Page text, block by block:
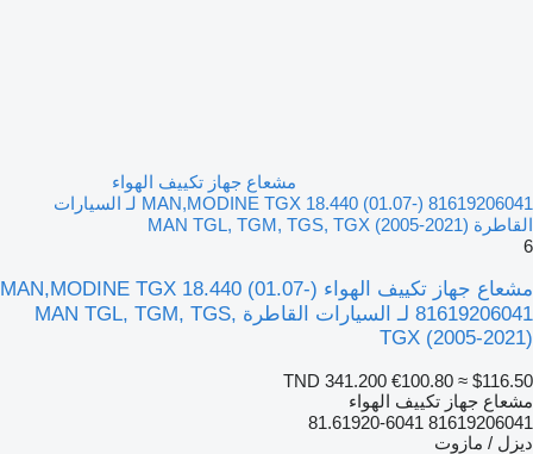
مشعاع جهاز تكييف الهواء
MAN,MODINE TGX 18.440 (01.07-) 81619206041 لـ السيارات
القاطرة MAN TGL, TGM, TGS, TGX (2005-2021)
6
مشعاع جهاز تكييف الهواء MAN,MODINE TGX 18.440 (01.07-)
81619206041 لـ السيارات القاطرة MAN TGL, TGM, TGS,
TGX (2005-2021)
TND 341.200 €100.80 ≈ $116.50
مشعاع جهاز تكييف الهواء
81619206041 81.61920-6041
ديزل / مازوت